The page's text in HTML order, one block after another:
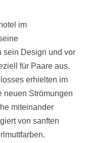
im
sein Design und vor
für Paare aus.
erhielten im
neuen Strömungen
miteinander
von sanften